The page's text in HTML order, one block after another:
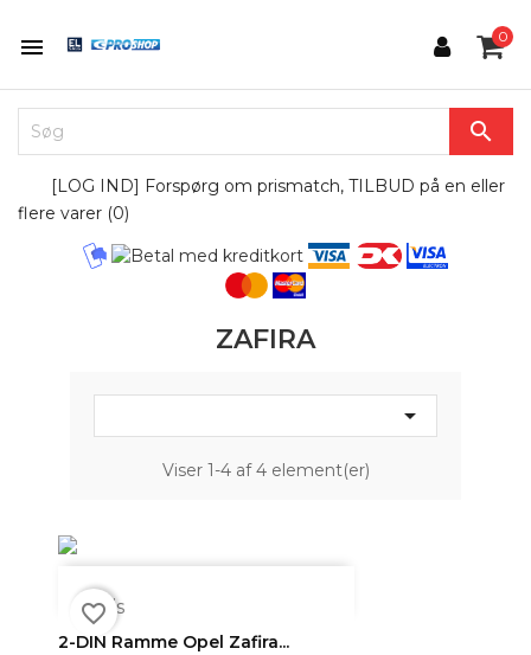
 0

[LOG IND] Forspørg om prismatch, TILBUD på en eller
flere varer (0)
ZAFIRA

Viser 1-4 af 4 element(er)
Vis
2-DIN Ramme Opel Zafira...
favorite_border